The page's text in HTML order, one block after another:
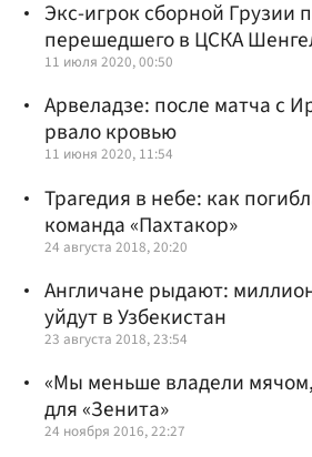
Экс-игрок сборной Грузии
перешедшего в ЦСКА
11 июля 2020, 00:50
Арвеладзе: после матча с
рвало кровью
11 июня 2020, 11:54
Трагедия в небе: как
команда «Пахтакор»
24 августа 2018, 20:20
Англичане рыдают:
уйдут в Узбекистан
23 августа 2018, 23:54
«Мы меньше владели
для «Зенита»
24 ноября 2016, 22:27